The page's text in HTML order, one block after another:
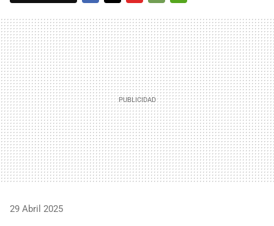
MAIL
29 Abril 2025